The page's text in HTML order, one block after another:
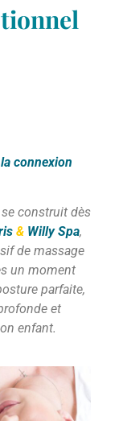
connexion
construit dès
& Willy Spa,
de massage
un moment
parfaite,
et
enfant.